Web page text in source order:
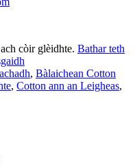
còir glèidhte. Bathar teth
, Bàlaichean Cotton
, Cotton ann an Leigheas,